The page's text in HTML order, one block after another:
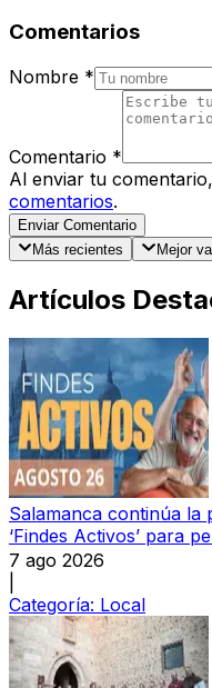
Comentarios
Nombre *
Comentario *
Al enviar tu
comentarios.
Enviar Comentario
Más recientes
Mejor
Artículos
Salamanca continúa la
‘Findes Activos’ para
7 ago 2026
Categoría: Local